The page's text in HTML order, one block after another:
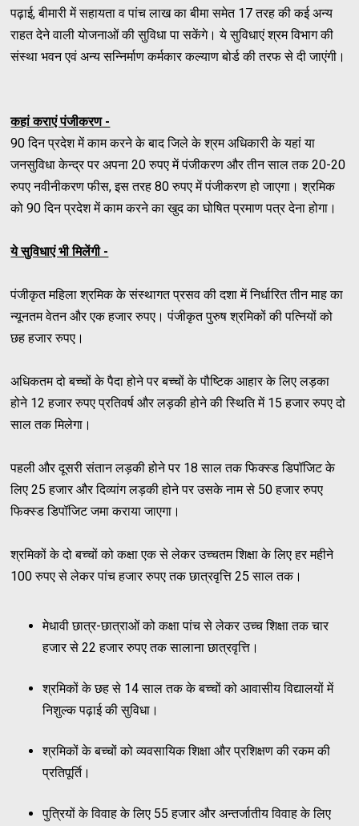
पढ़ाई, बीमारी में सहायता व पांच लाख का बीमा समेत 17 तरह की कई अन्य
राहत देने वाली योजनाओं की सुविधा पा सकेंगे। ये सुविधाएं श्रम विभाग की
संस्था भवन एवं अन्य सन्निर्माण कर्मकार कल्याण बोर्ड की तरफ से दी जाएंगी।
कहां कराएं पंजीकरण -
90 दिन प्रदेश में काम करने के बाद जिले के श्रम अधिकारी के यहां या
जनसुविधा केन्द्र पर अपना 20 रुपए में पंजीकरण और तीन साल तक 20-20
रुपए नवीनीकरण फीस, इस तरह 80 रुपए में पंजीकरण हो जाएगा। श्रमिक
को 90 दिन प्रदेश में काम करने का खुद का घोषित प्रमाण पत्र देना होगा।
ये सुविधाएं भी मिलेंगी -
पंजीकृत महिला श्रमिक के संस्थागत प्रसव की दशा में निर्धारित तीन माह का
न्यूनतम वेतन और एक हजार रुपए। पंजीकृत पुरुष श्रमिकों की पत्नियों को
छह हजार रुपए।
अधिकतम दो बच्चों के पैदा होने पर बच्चों के पौष्टिक आहार के लिए लड़का
होने 12 हजार रुपए प्रतिवर्ष और लड़की होने की स्थिति में 15 हजार रुपए दो
साल तक मिलेगा।
पहली और दूसरी संतान लड़की होने पर 18 साल तक फिक्स्ड डिपॉजिट के
लिए 25 हजार और दिव्यांग लड़की होने पर उसके नाम से 50 हजार रुपए
फिक्स्ड डिपॉजिट जमा कराया जाएगा।
श्रमिकों के दो बच्चों को कक्षा एक से लेकर उच्चतम शिक्षा के लिए हर महीने
100 रुपए से लेकर पांच हजार रुपए तक छात्रवृत्ति 25 साल तक।
मेधावी छात्र-छात्राओं को कक्षा पांच से लेकर उच्च शिक्षा तक चार
हजार से 22 हजार रुपए तक सालाना छात्रवृत्ति।
श्रमिकों के छह से 14 साल तक के बच्चों को आवासीय विद्यालयों में
निशुल्क पढ़ाई की सुविधा।
श्रमिकों के बच्चों को व्यवसायिक शिक्षा और प्रशिक्षण की रकम की
प्रतिपूर्ति।
पुत्रियों के विवाह के लिए 55 हजार और अन्तर्जातीय विवाह के लिए